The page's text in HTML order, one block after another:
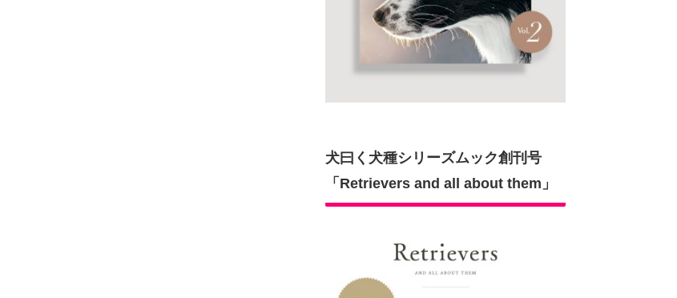
犬曰く犬種シリーズムック創刊号
「Retrievers and all about them」